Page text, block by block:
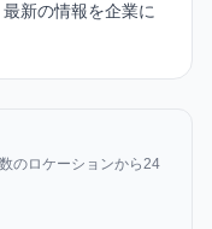
新の情報を企業に
のロケーションから24